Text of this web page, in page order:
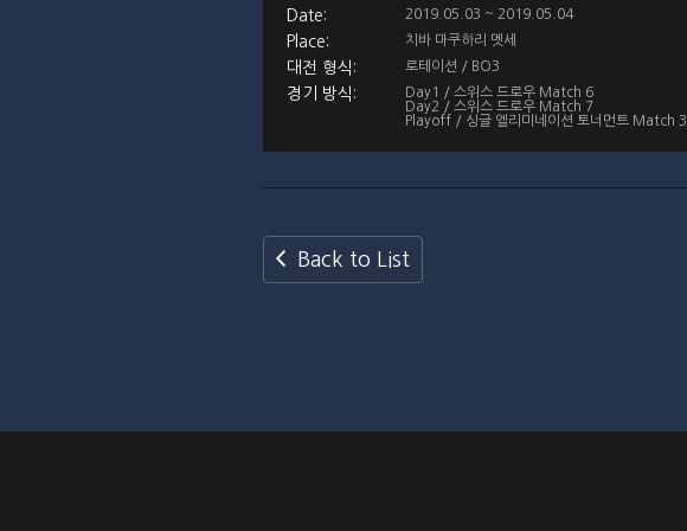
2019.05.03 ~ 2019.05.04
치바 마쿠하리 멧세
로테이션 / BO3
Day1 / 스위스 드로우 Match 6
Day2 / 스위스 드로우 Match 7
Playoff / 싱글 엘리미네이션 토너먼트 Match 3
Back to List